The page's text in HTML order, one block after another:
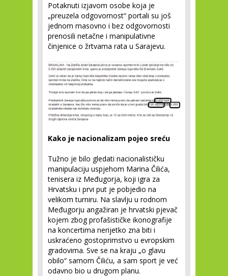
Potaknuti izjavom osobe koja je
„preuzela odgovornost“ portali su još
jednom masovno i bez odgovornosti
prenosili netačne i manipulativne
činjenice o žrtvama rata u Sarajevu.
Kako je nacionalizam pojeo sreću
Tužno je bilo gledati nacionalističku
manipulaciju uspjehom Marina Čilića,
tenisera iz Međugorja, koji igra za
Hrvatsku i prvi put je pobjedio na
velikom turniru. Na slavlju u rodnom
Međugorju angažiran je hrvatski pjevač
kojem zbog profašističke ikonografije
na koncertima nerijetko zna biti i
uskraćeno gostoprimstvo u evropskim
gradovima. Sve se na kraju „o glavu
obilo“ samom Čiliću, a sam sport je već
odavno bio u drugom planu.